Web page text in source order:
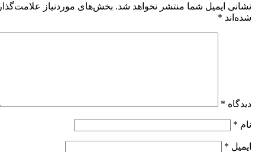
نشانی ایمیل شما منتشر نخواهد شد. بخش‌های موردنیاز
شده‌اند *
دیدگاه *
نام *
ایمیل *